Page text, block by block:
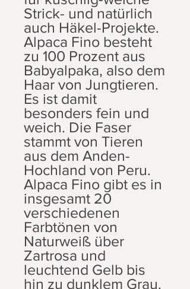
Strick- und natürlich
auch Häkel-Projekte.
Alpaca Fino besteht
zu 100 Prozent aus
Babyalpaka, also dem
Haar von Jungtieren.
Es ist damit
besonders fein und
weich. Die Faser
stammt von Tieren
aus dem Anden-
Hochland von Peru.
Alpaca Fino gibt es in
insgesamt 20
verschiedenen
Farbtönen von
Naturweiß über
Zartrosa und
leuchtend Gelb bis
hin zu dunklem Grau.